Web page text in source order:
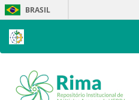
Skip
navigation
BRASIL